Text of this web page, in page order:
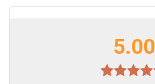
5.00